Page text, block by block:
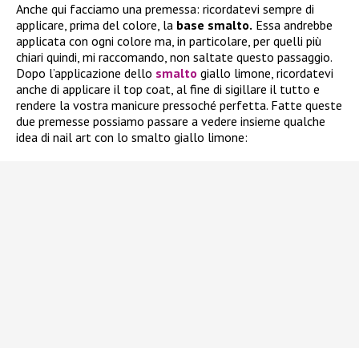
Anche qui facciamo una premessa: ricordatevi sempre di
applicare, prima del colore, la base smalto. Essa andrebbe
applicata con ogni colore ma, in particolare, per quelli più
chiari quindi, mi raccomando, non saltate questo passaggio.
Dopo l’applicazione dello smalto giallo limone, ricordatevi
anche di applicare il top coat, al fine di sigillare il tutto e
rendere la vostra manicure pressoché perfetta. Fatte queste
due premesse possiamo passare a vedere insieme qualche
idea di nail art con lo smalto giallo limone: